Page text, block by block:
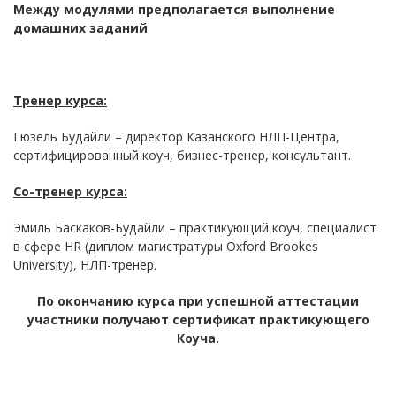
Между модулями предполагается выполнение
домашних заданий
Тренер курса:
Гюзель Будайли – директор Казанского НЛП-Центра,
сертифицированный коуч, бизнес-тренер, консультант.
Со-тренер курса:
Эмиль Баскаков-Будайли – практикующий коуч, специалист
в сфере HR (диплом магистратуры Oxford Brookes
University), НЛП-тренер.
По окончанию курса при успешной аттестации
участники получают сертификат практикующего
Коуча.